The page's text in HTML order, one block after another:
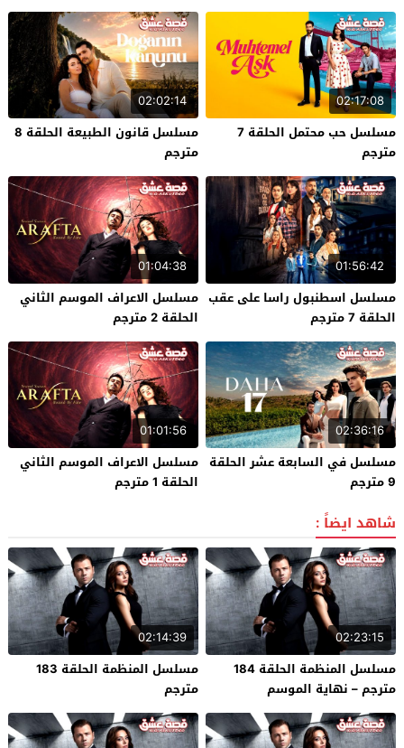
02:17:08
مسلسل حب محتمل الحلقة 7
مترجم
02:02:14
مسلسل قانون الطبيعة الحلقة 8
مترجم
01:56:42
مسلسل اسطنبول راسا على عقب
الحلقة 7 مترجم
01:04:38
مسلسل الاعراف الموسم الثاني
الحلقة 2 مترجم
02:36:16
مسلسل في السابعة عشر الحلقة
9 مترجم
01:01:56
مسلسل الاعراف الموسم الثاني
الحلقة 1 مترجم
شاهد ايضاً :
02:23:15
مسلسل المنظمة الحلقة 184
مترجم – نهاية الموسم
02:14:39
مسلسل المنظمة الحلقة 183
مترجم